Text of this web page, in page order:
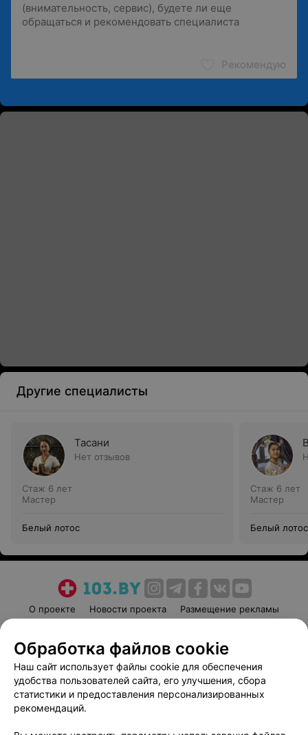
Рекомендую
Другие специалисты
Тасани
Нет отзывов
Стаж 6 лет
Мастер
Белый лотос
Стаж 6 лет
Мастер
Белый лотос
О проекте Новости проекта
Размещение рекламы
Пользовательское соглашение
Способы оплаты
Вакансии
Партнеры
Написать руководителю 103.by
Обработка файлов cookie
Наш сайт использует файлы cookie для обеспечения
удобства пользователей сайта, его улучшения, сбора
статистики и предоставления персонализированных
рекомендаций.